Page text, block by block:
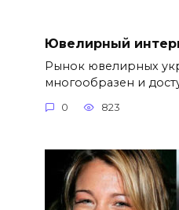
Ювелирный
Рынок ювелирных
многообразен и
0 823